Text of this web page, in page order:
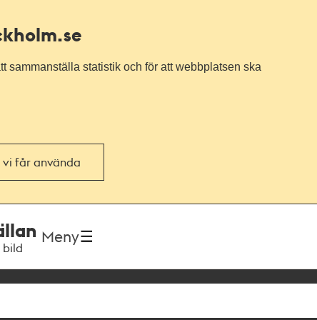
sammanställa statistik och för att webbplatsen ska
vi får använda
bild
Meny